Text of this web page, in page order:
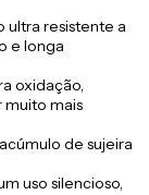
ultra resistente a
e longa
oxidação,
muito mais
de sujeira
uso silencioso,